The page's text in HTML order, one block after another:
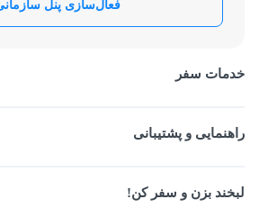
فعال‌سازی پنل
خدمات سفر
بلیط قطار
راهنمایی و پشتیبانی
شرایط و مقررات
لبخند بزن و سفر کن!